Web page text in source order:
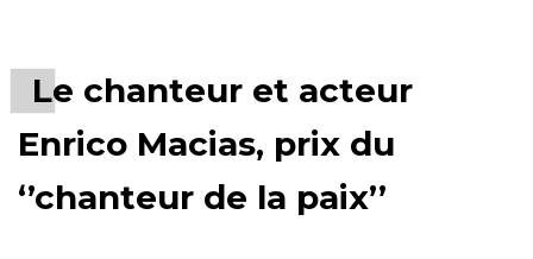
Le chanteur et acteur
Enrico Macias, prix du
‘’chanteur de la paix’’